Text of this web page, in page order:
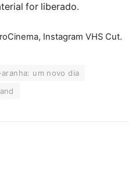
for liberado.
Instagram VHS Cut.
um novo dia